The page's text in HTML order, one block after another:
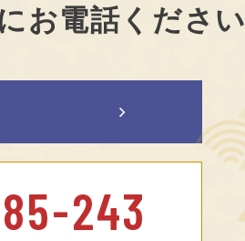
にお電話ください
243